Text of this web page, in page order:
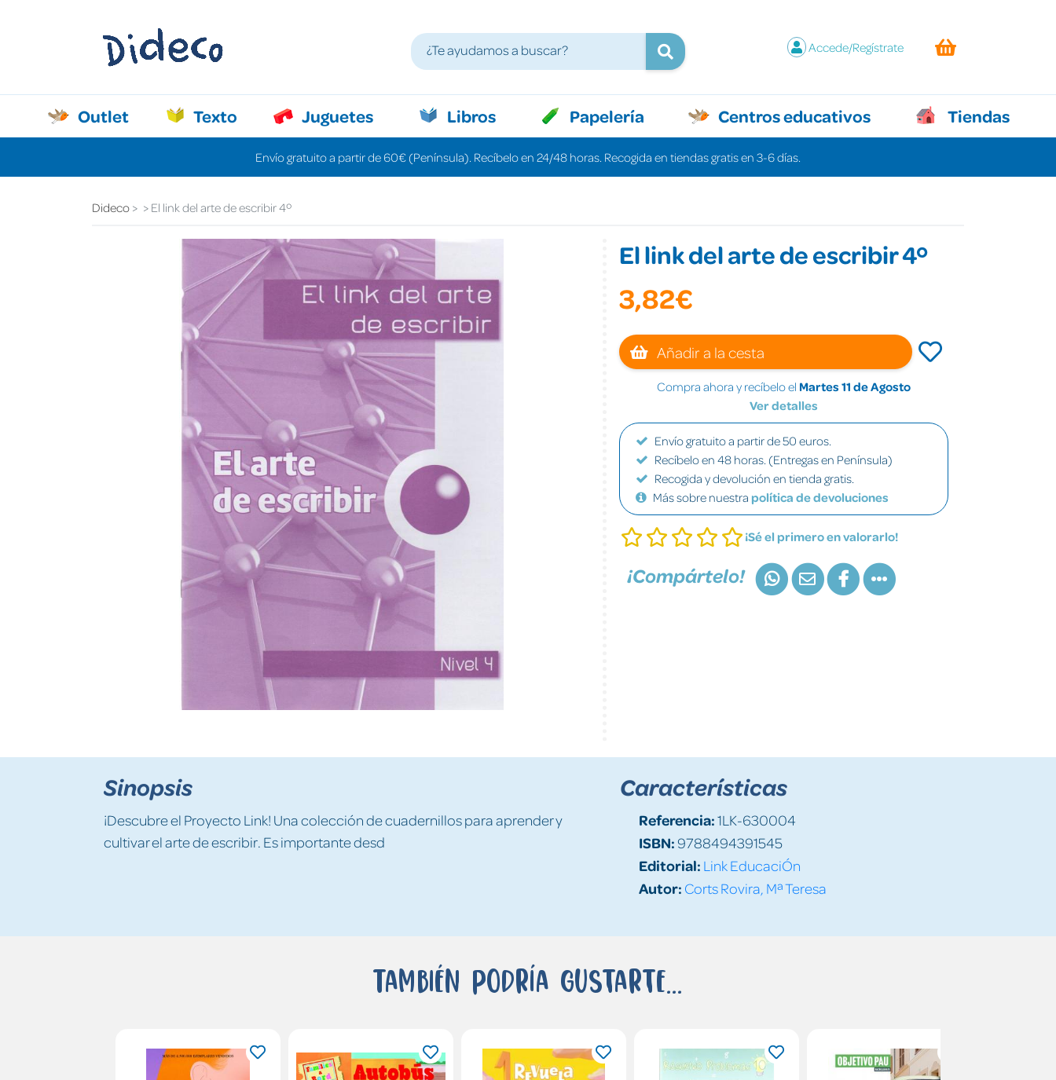
Accede/Regístrate
Outlet Texto Juguetes Libros Papelería Centros educativos Tiendas
Envío gratuito a partir de 60€ (Península). Recíbelo en 24/48 horas. Recogida en tiendas gratis en 3-6 días.
Dideco El link del arte de escribir 4º
El link del arte de escribir 4º
3,82€
Añadir a la cesta
Compra ahora y recíbelo el Martes 11 de Agosto
Ver detalles
Envío gratuito a partir de 50 euros.
Recíbelo en 48 horas. (Entregas en Península)
Recogida y devolución en tienda gratis.
Más sobre nuestra política de devoluciones
¡Sé el primero en valorarlo!
¡Compártelo!
Sinopsis
¡Descubre el Proyecto Link! Una colección de cuadernillos para aprender y
cultivar el arte de escribir. Es importante desd
Características
Referencia:1LK-630004
ISBN:9788494391545
Editorial: Link EducaciÓn
Autor: Corts Rovira, Mª Teresa
También podría gustarte...